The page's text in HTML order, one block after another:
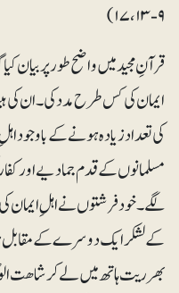
۹-۱۳، ۱۷)
قرآنِ مجید میں واضح طور پر بیان
ایمان کی کس طرح مدد کی۔ ان کی
کی تعداد زیادہ ہونے کے باوجود
مسلمانوں کے قدم جما دیے اور
لگے۔ خود فرشتوں نے اہلِ ایمان
کے لشکر ایک دوسرے کے مقابل
بھر ریت ہاتھ میں لے کر شاھت